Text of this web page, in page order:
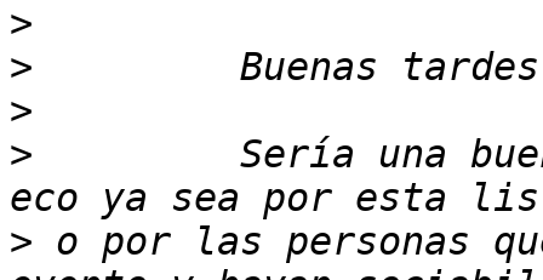
>
>
>
>
Sería una
> o por las personas